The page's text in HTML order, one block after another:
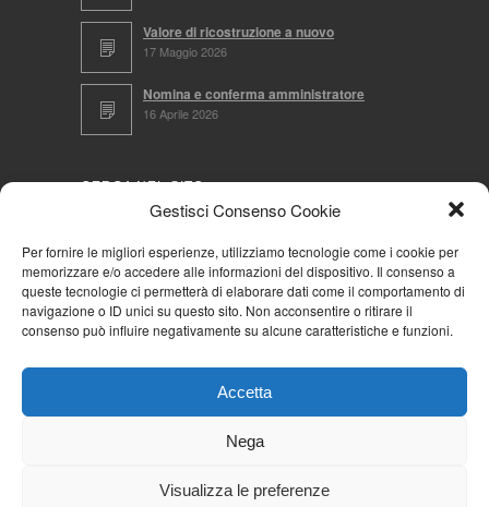
Gestisci Consenso Cookie
Per fornire le migliori esperienze, utilizziamo tecnologie come i cookie per
memorizzare e/o accedere alle informazioni del dispositivo. Il consenso a
queste tecnologie ci permetterà di elaborare dati come il comportamento di
navigazione o ID unici su questo sito. Non acconsentire o ritirare il
consenso può influire negativamente su alcune caratteristiche e funzioni.
Accetta
Nega
Visualizza le preferenze
Valore di ricostruzione a nuovo
17 Maggio 2026
Nomina e conferma amministratore
16 Aprile 2026
CERCA NEL SITO
NAVIGA PER
Mappa completa
Cookie Policy (UE)
Iscriviti alla Community AziendaCondominio